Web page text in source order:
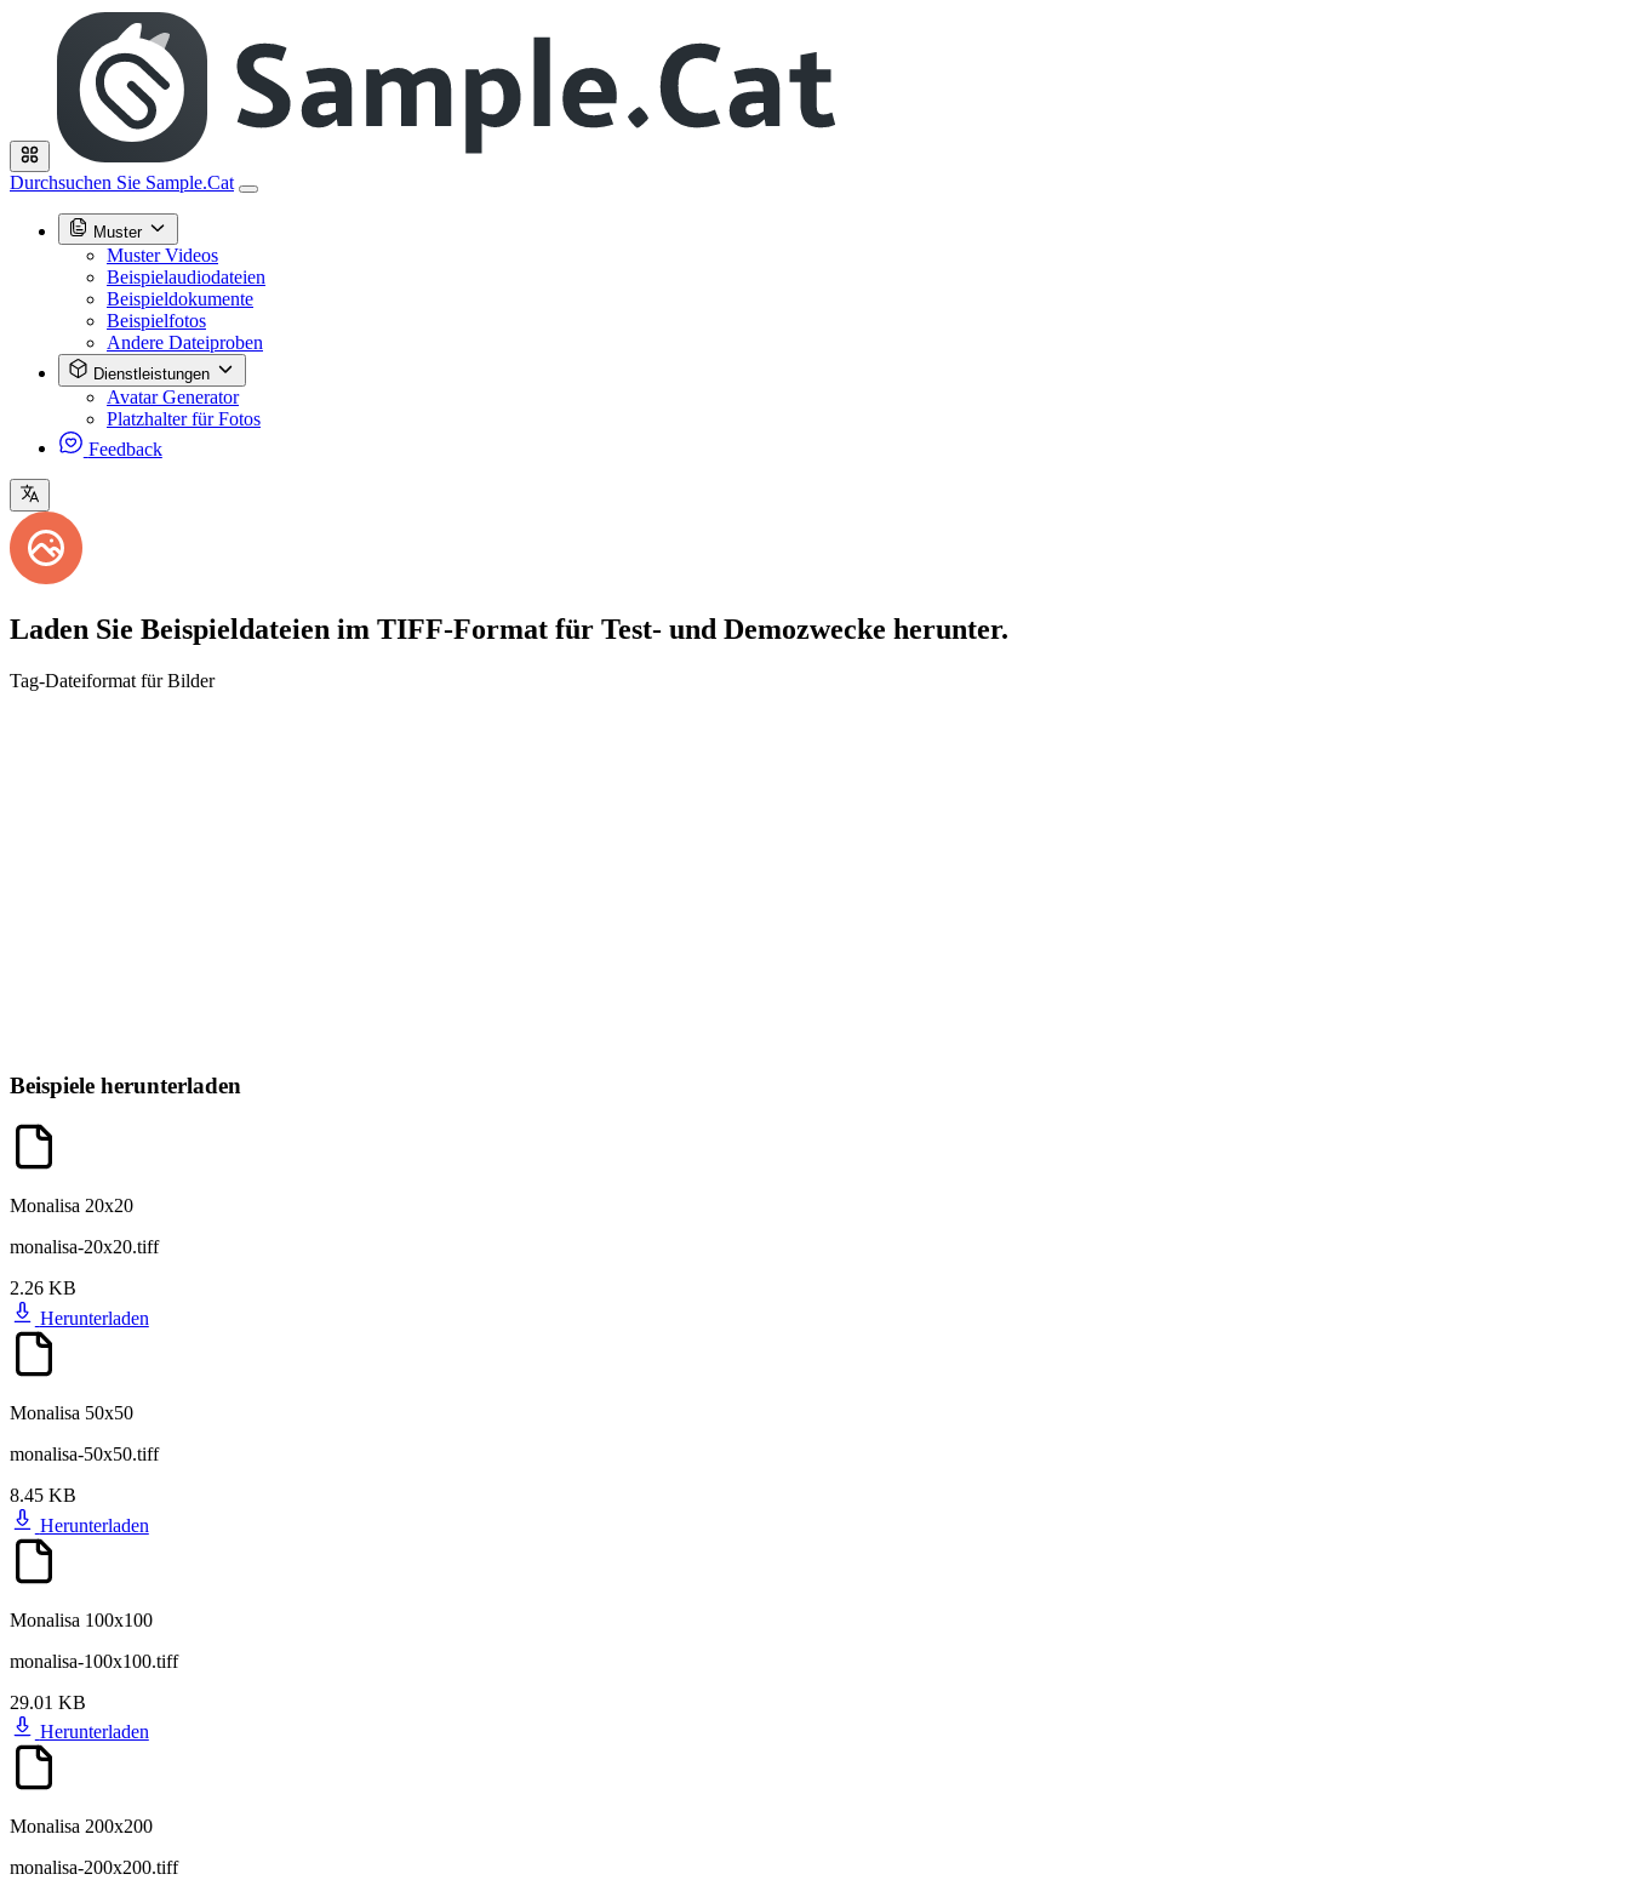
Durchsuchen Sie Sample.Cat
Muster
Muster Videos
Beispielaudiodateien
Beispieldokumente
Beispielfotos
Andere Dateiproben
Dienstleistungen
Avatar Generator
Platzhalter für Fotos
Feedback
Laden Sie Beispieldateien im TIFF-Format für Test- und Demozwecke herunter.
Tag-Dateiformat für Bilder
Beispiele herunterladen
Monalisa 20x20
monalisa-20x20.tiff
2.26 KB
Herunterladen
Monalisa 50x50
monalisa-50x50.tiff
8.45 KB
Herunterladen
Monalisa 100x100
monalisa-100x100.tiff
29.01 KB
Herunterladen
Monalisa 200x200
monalisa-200x200.tiff